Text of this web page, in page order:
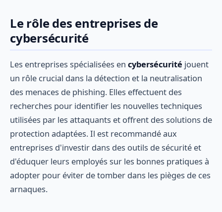
Le rôle des entreprises de
cybersécurité
Les entreprises spécialisées en cybersécurité jouent
un rôle crucial dans la détection et la neutralisation
des menaces de phishing. Elles effectuent des
recherches pour identifier les nouvelles techniques
utilisées par les attaquants et offrent des solutions de
protection adaptées. Il est recommandé aux
entreprises d'investir dans des outils de sécurité et
d'éduquer leurs employés sur les bonnes pratiques à
adopter pour éviter de tomber dans les pièges de ces
arnaques.